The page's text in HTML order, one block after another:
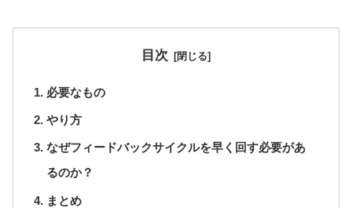
目次
必要なもの
やり方
なぜフィードバックサイクルを早く回す必要があ
るのか？
まとめ